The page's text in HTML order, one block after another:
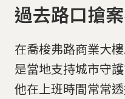
過去路口搶
在喬梭弗路商業大
是當地支持城市守
他在上班時間常常